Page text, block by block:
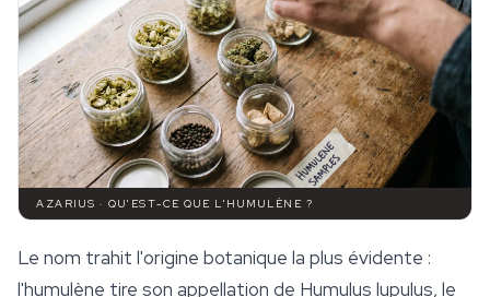
AZARIUS · QU'EST-CE QUE L'HUMULÈNE ?
Le nom trahit l'origine botanique la plus évidente :
l'humulène tire son appellation de Humulus lupulus, le